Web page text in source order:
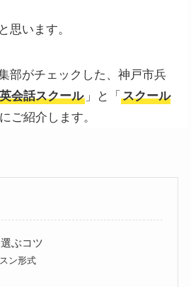
思います。
部がチェックした、神戸市兵
会話スクール 」と「スクール
ご紹介します。
ぶコツ
ン形式